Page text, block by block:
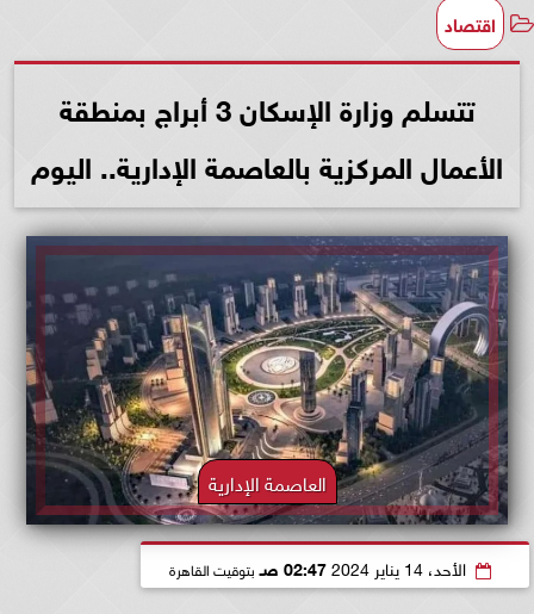
اقتصاد
تتسلم وزارة الإسكان 3 أبراج بمنطقة
الأعمال المركزية بالعاصمة الإدارية.. اليوم
العاصمة الإدارية
الأحد، 14 يناير 2024 02:47 صـ بتوقيت القاهرة